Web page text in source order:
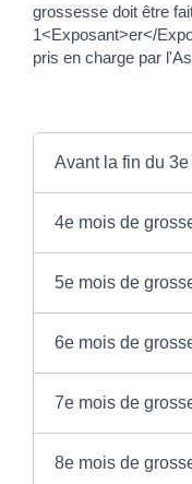
grossesse doit être
1<Exposant>er</
pris en charge par
Avant la fin du
4e mois de
5e mois de
6e mois de
7e mois de
8e mois de